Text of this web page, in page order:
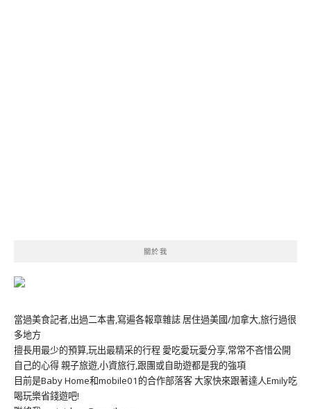
關於我
當過美食記者,出過二本書,寫遍各報章雜誌 居住過美國/加拿大,旅行過很
多地方
擅長用最少的預算,玩出最精采的行程 愛吃愛玩愛分享,常常不吝惜公開
自己的心得 親子旅遊,小資旅行,跟團或自助遊都是我的強項
目前是Baby Home和mobile01的合作部落客 大家快來跟著達人Emily吃
喝玩樂省錢遊吧!